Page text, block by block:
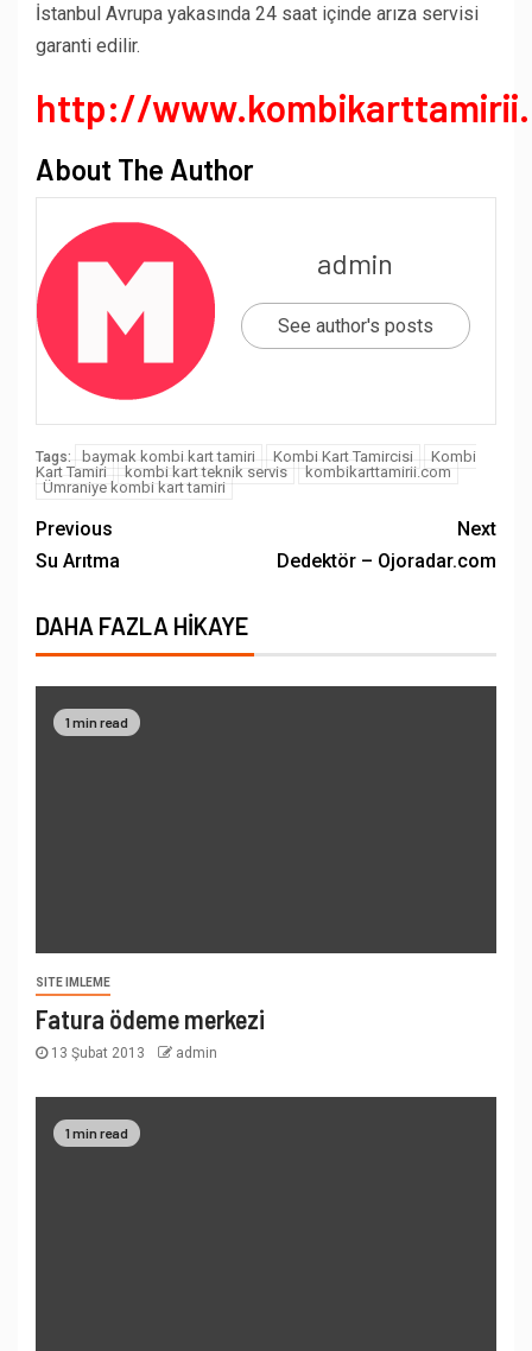
İstanbul Avrupa yakasında 24 saat içinde arıza servisi
garanti edilir.
http://
About The Author
admin
See author's posts
Tags: baymak kombi kart tamiri Kombi Kart Tamircisi
Kombi
Kart Tamiri
kombi kart teknik servis
kombikarttamirii.com
Ümraniye kombi kart tamiri
Previous
Su Arıtma
Next
Dedektör – Ojoradar.com
DAHA FAZLA HIKAYE
1 min read
SITE IMLEME
Fatura ödeme merkezi
13 Şubat 2013 admin
1 min read